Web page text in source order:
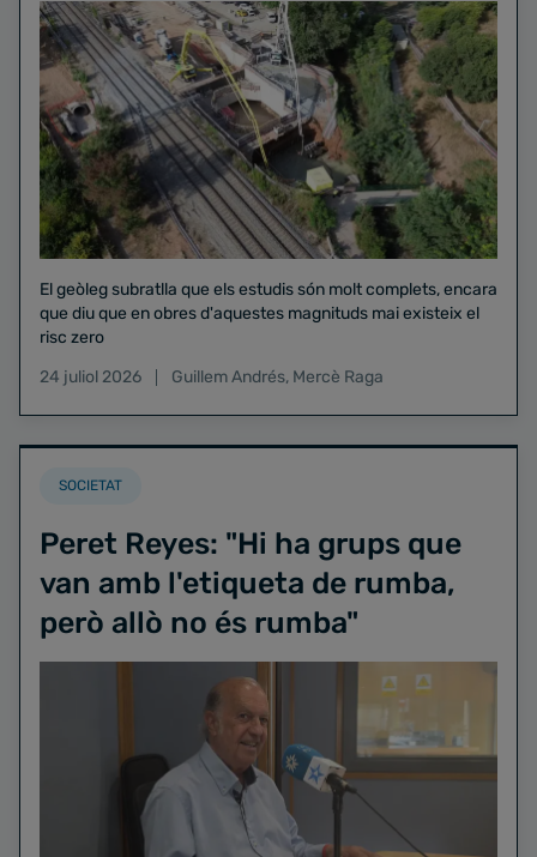
El geòleg subratlla que els estudis són molt complets, encara
que diu que en obres d'aquestes magnituds mai existeix el
risc zero
24 juliol 2026
Guillem Andrés, Mercè Raga
SOCIETAT
Peret Reyes: "Hi ha grups que
van amb l'etiqueta de rumba,
però allò no és rumba"